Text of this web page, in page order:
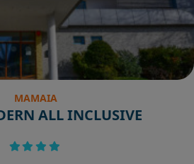
MAMAIA
ALL INCLUSIVE